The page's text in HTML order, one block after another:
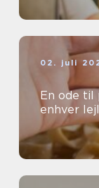
02. juli
En ode
enhver